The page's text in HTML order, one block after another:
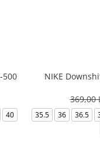
500
40
NIKE
369,00
35.5 36 36.5